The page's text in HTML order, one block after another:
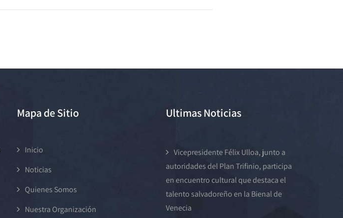
Mapa de Sitio
Inicio
Noticias
Quienes Somos
Nuestra Organización
Ultimas Noticias
Vicepresidente Félix Ulloa, junto a
autoridades del Plan Trifinio, participa
en encuentro cultural que destaca el
talento salvadoreño en la Bienal de
Venecia